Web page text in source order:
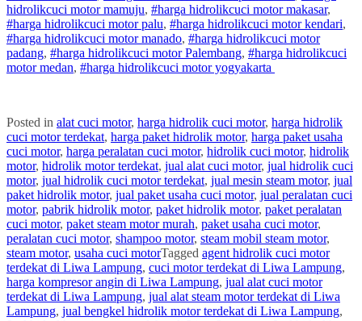
hidrolikcuci motormamuju, #harga hidrolikcuci motormakasar,
#harga hidrolikcuci motorpalu, #harga hidrolikcuci motorkendari,
#harga hidrolikcuci motormanado, #harga hidrolikcuci motor
padang, #harga hidrolikcuci motorPalembang, #harga hidrolikcuci
motormedan, #harga hidrolikcuci motoryogyakarta
Posted in alat cuci motor, harga hidrolik cuci motor, harga hidrolik
cuci motor terdekat, harga paket hidrolik motor, harga paket usaha
cuci motor, harga peralatan cuci motor, hidrolik cuci motor, hidrolik
motor, hidrolik motor terdekat, jual alat cuci motor, jual hidrolik cuci
motor, jual hidrolik cuci motor terdekat, jual mesin steam motor, jual
paket hidrolik motor, jual paket usaha cuci motor, jual peralatan cuci
motor, pabrik hidrolik motor, paket hidrolik motor, paket peralatan
cuci motor, paket steam motor murah, paket usaha cuci motor,
peralatan cuci motor, shampoo motor, steam mobil steam motor,
steam motor, usaha cuci motorTagged agent hidrolik cuci motor
terdekat di Liwa Lampung, cuci motor terdekat di Liwa Lampung,
harga kompresor angin di Liwa Lampung, jual alat cuci motor
terdekat di Liwa Lampung, jual alat steam motor terdekat di Liwa
Lampung, jual bengkel hidrolik motor terdekat di Liwa Lampung,